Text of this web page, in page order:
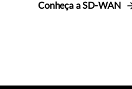
Conheça a SD-WAN